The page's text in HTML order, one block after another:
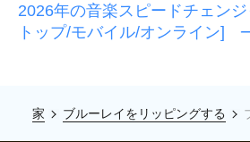
2026年の音楽スピードチェン
トップ/モバイル/オンライン]
家 ブルーレイをリッピングする